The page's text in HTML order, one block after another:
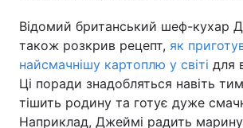
Відомий британський шеф-кухар
також розкрив рецепт, як
найсмачнішу картоплю у світі для
Ці поради знадобляться навіть
тішить родину та готує дуже
Наприклад, Джеймі радить